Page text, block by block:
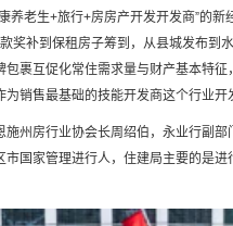
老生+旅行+房房产开发开发商”的
补到保租房子筹到，从县城发布到
裹互促化常住需求量与财产基本特
销售最基础的技能开发商这个行业开
州房行业协会长周绍伯，永业行副
国家管理进行人，住建局主要的是